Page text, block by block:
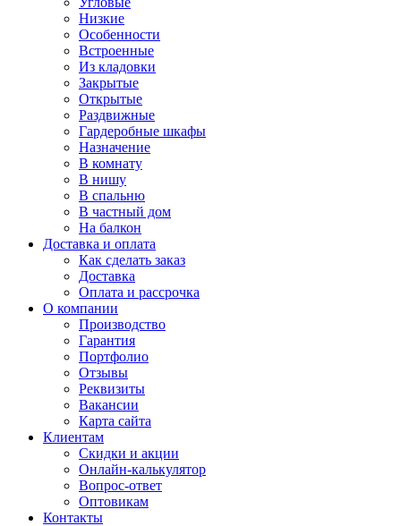
Низкие
Особенности
Встроенные
Из кладовки
Закрытые
Открытые
Раздвижные
Гардеробные шкафы
Назначение
В комнату
В нишу
В спальню
В частный дом
На балкон
Доставка и оплата
Как сделать заказ
Доставка
Оплата и рассрочка
О компании
Производство
Гарантия
Портфолио
Отзывы
Реквизиты
Вакансии
Карта сайта
Клиентам
Скидки и акции
Онлайн-калькулятор
Вопрос-ответ
Оптовикам
Контакты